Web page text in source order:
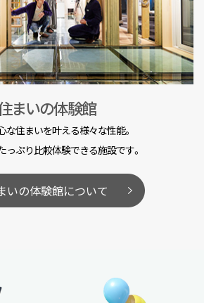
まいの体験館
な住まいを叶える様々な性能。
っぷり比較体験できる施設です。
いの体験館について